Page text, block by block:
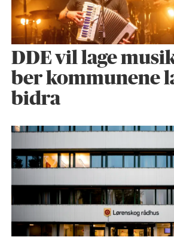
DDE vil lage
ber kommunene
bidra